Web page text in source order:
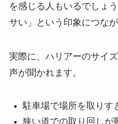
を感じる人もいるでしょ
サい」という印象につな
実際に、ハリアーのサイ
声が聞かれます。
駐車場で場所を取りす
狭い道での取り回しが